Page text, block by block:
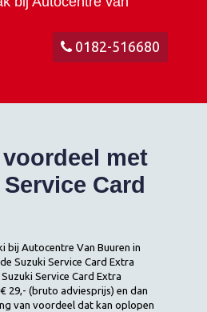
0182-516680
met
Card
bij Autocentre Van Buuren in
Suzuki Service Card Extra
Service Card Extra
29,- (bruto adviesprijs) en dan
van voordeel dat kan oplopen